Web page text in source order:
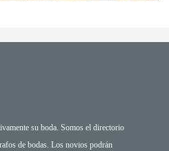
su boda. Somos el directorio
de bodas. Los novios podrán